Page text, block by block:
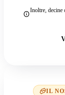
Inoltre, decine
IL